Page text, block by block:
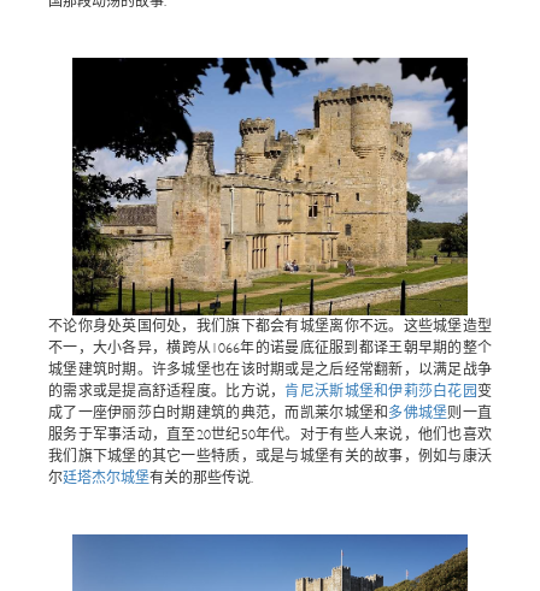
不论你身处英国何处，我们旗下都会有城堡离你不远。这些城堡造型
不一，大小各异，横跨从1066年的诺曼底征服到都译王朝早期的整个
城堡建筑时期。许多城堡也在该时期或是之后经常翻新，以满足战争
的需求或是提高舒适程度。比方说，肯尼沃斯城堡和伊莉莎白花园 变
成了一座伊丽莎白时期建筑的典范，而凯莱尔城堡和 多佛城堡则一直
服务于军事活动，直至20世纪50年代。对于有些人来说，他们也喜欢
我们旗下城堡的其它一些特质，或是与城堡有关的故事，例如与康沃
尔廷塔杰尔城堡有关的那些传说.